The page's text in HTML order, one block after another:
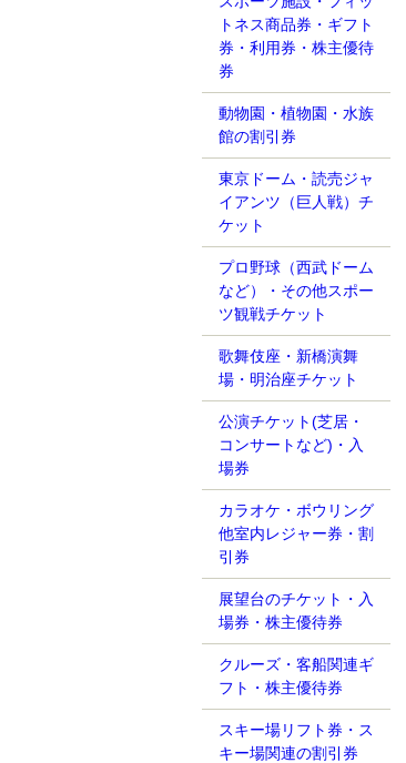
トネス商品券・ギフト
券・利用券・株主優待
券
動物園・植物園・水族
館の割引券
東京ドーム・読売ジャ
イアンツ（巨人戦）チ
ケット
プロ野球（西武ドーム
など）・その他スポー
ツ観戦チケット
歌舞伎座・新橋演舞
場・明治座チケット
公演チケット(芝居・
コンサートなど)・入
場券
カラオケ・ボウリング
他室内レジャー券・割
引券
展望台のチケット・入
場券・株主優待券
クルーズ・客船関連ギ
フト・株主優待券
スキー場リフト券・ス
キー場関連の割引券